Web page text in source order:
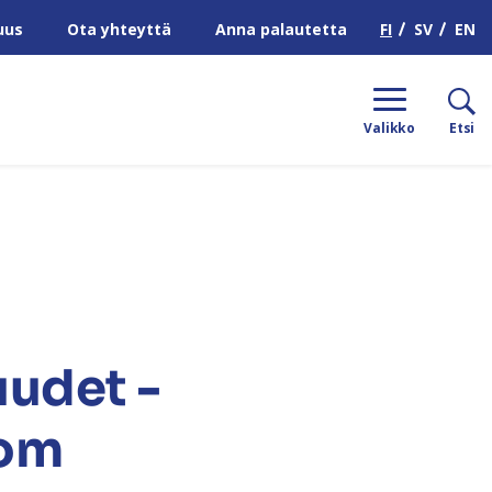
Ota yhteyttä Anna palautetta FI SV EN
Valikko Etsi
-